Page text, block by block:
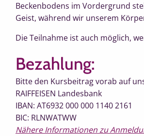
Beckenbodens im Vordergrund
Geist, während wir unserem
Die Teilnahme ist auch möglich,
Bezahlung:
Bitte den Kursbeitrag vorab auf
RAIFFEISEN Landesbank
IBAN: AT6932 000 000 1140 2161
BIC: RLNWATWW
Nähere Informationen zu